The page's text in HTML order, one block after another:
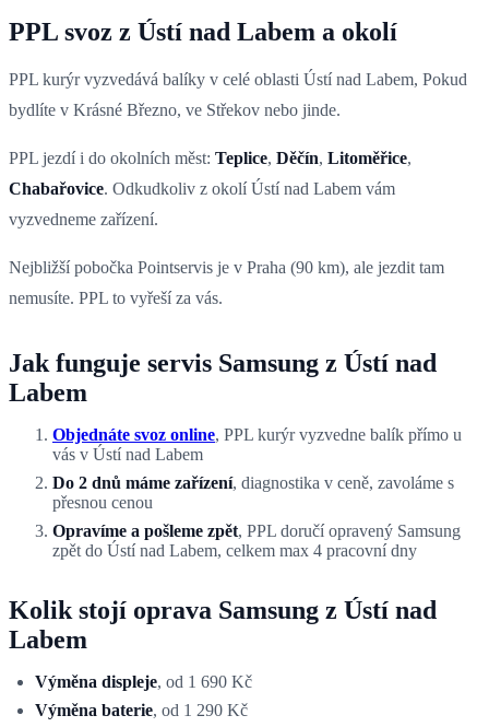
PPL svoz z Ústí nad Labem a okolí
PPL kurýr vyzvedává balíky v celé oblasti Ústí nad Labem, Pokud
bydlíte v Krásné Březno, ve Střekov nebo jinde.
PPL jezdí i do okolních měst: Teplice, Děčín, Litoměřice,
Chabařovice. Odkudkoliv z okolí Ústí nad Labem vám
vyzvedneme zařízení.
Nejbližší pobočka Pointservis je v Praha (90 km), ale jezdit tam
nemusíte. PPL to vyřeší za vás.
Jak funguje servis Samsung z Ústí nad
Labem
Objednáte svoz online, PPL kurýr vyzvedne balík přímo u
vás v Ústí nad Labem
Do 2 dnů máme zařízení, diagnostika v ceně, zavoláme s
přesnou cenou
Opravíme a pošleme zpět, PPL doručí opravený Samsung
zpět do Ústí nad Labem, celkem max 4 pracovní dny
Kolik stojí oprava Samsung z Ústí nad
Labem
Výměna displeje, od 1 690 Kč
Výměna baterie, od 1 290 Kč